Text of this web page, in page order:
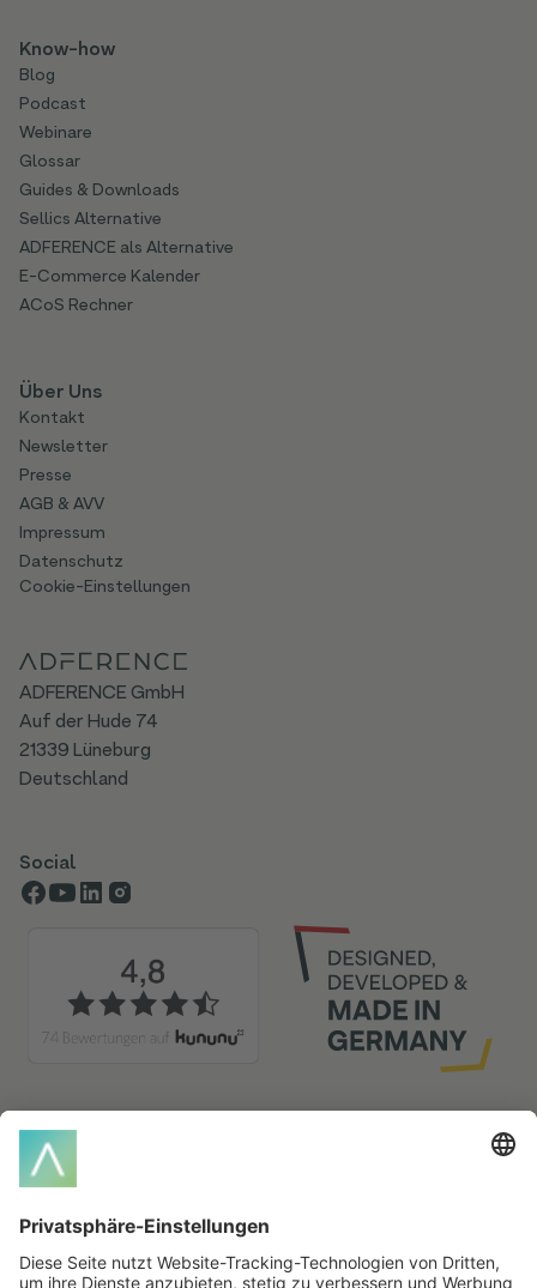
ADFERENCE GmbH
Auf der Hude 74
21339 Lüneburg
Deutschland
Know-how
Blog
Podcast
Webinare
Glossar
Guides & Downloads
Sellics Alternative
ADFERENCE als Alternative
E-Commerce Kalender
ACoS Rechner
Über Uns
Kontakt
Newsletter
Presse
AGB & AVV
Impressum
Datenschutz
Cookie-Einstellungen
Social
Glossar-Index
A
C